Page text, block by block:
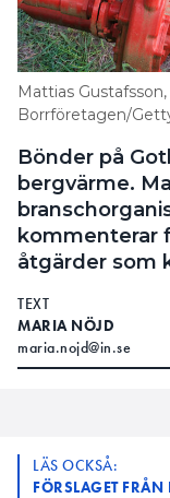
Mattias
Borrföretagen/
Bönder på
bergvärme.
kommenterar
åtgärder som
TEXT
MARIA NÖJD
maria.nojd@in.se
LÄS OCKSÅ:
FÖRSLAGET